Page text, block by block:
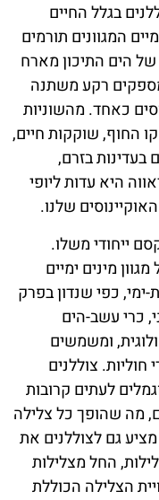
בגלל החיים
המגוונים תורמים
הים התיכון מארח
רקע משתנה
כאחד. מהשוניות
החוף, שוקקות חיים,
בעדינות בזרם,
היא עדות ליופי
שלנו.
ייחודי משלו.
מינים ימיים
ימי, כפי שנדון בפרק
כרי עשב-הים
ומשמשים
צוללנים
לעתים קרובות
מה שהופך כל צלילה
גם לצוללנים את
החל מצלילות
הצלילה הכוללת